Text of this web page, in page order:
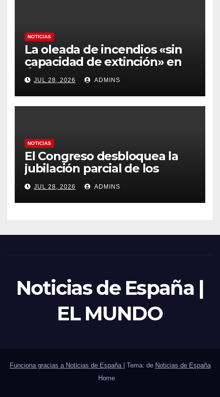
NOTICIAS
La oleada de incendios «sin
capacidad de extinción» en
Ávila y al oeste de Madrid
obliga a declarar la
emergencia nacional
JUL 28, 2026 ADMINS
NOTICIAS
El Congreso desbloquea la
jubilación parcial de los
trabajadores laborales del
sector público
JUL 28, 2026 ADMINS
Noticias de España |
EL MUNDO
Funciona gracias a Noticias de España Tema: de Noticias de España
Home